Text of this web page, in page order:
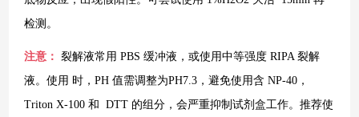
检测。
注意： 裂解液常用 PBS 缓冲液，或使用中等强度 RIPA 裂解
液。使用 时，PH 值需调整为PH7.3，避免使用含 NP-40，
Triton X-100 和 DTT 的组分，会严重抑制试剂盒工作。推荐使